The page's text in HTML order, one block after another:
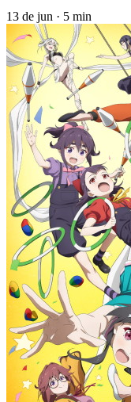
13 de jun · 5 min